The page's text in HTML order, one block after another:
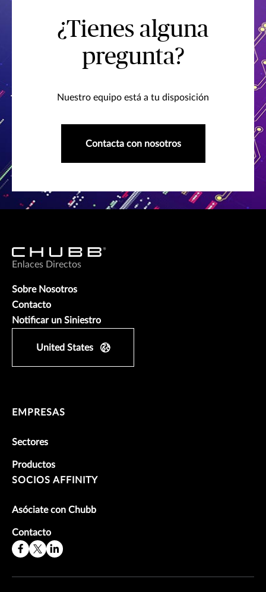
¿Tienes alguna
pregunta?
Nuestro equipo está a tu disposición
Contacta con nosotros
Enlaces Directos
Sobre Nosotros
Contacto
Notificar un Siniestro
United States
EMPRESAS
Sectores
Productos
SOCIOS AFFINITY
Asóciate con Chubb
Contacto